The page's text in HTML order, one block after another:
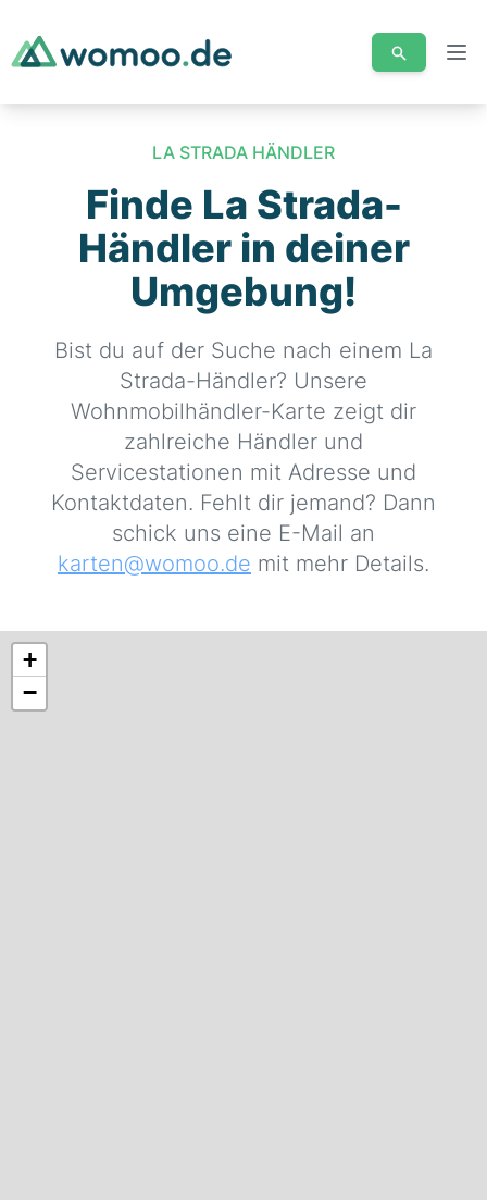
LA STRADA HÄNDLER
Finde La Strada-
Händler in deiner
Umgebung!
Bist du auf der Suche nach einem La
Strada-Händler? Unsere
Wohnmobilhändler-Karte zeigt dir
zahlreiche Händler und
Servicestationen mit Adresse und
Kontaktdaten. Fehlt dir jemand? Dann
schick uns eine E-Mail an
karten@womoo.de mit mehr Details.
+
−